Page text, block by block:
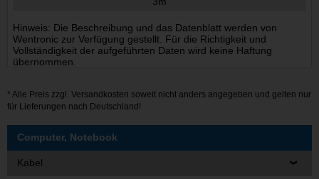
Hinweis: Die Beschreibung und das Datenblatt werden von
Wentronic zur Verfügung gestellt. Für die Richtigkeit und
Vollständigkeit der aufgeführten Daten wird keine Haftung
übernommen.
* Alle Preis zzgl. Versandkosten soweit nicht anders angegeben und gelten nur
für Lieferungen nach Deutschland!
Computer, Notebook
Kabel